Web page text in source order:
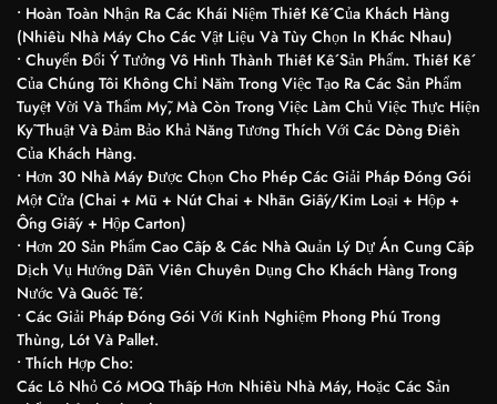
• Hoàn Toàn Nhận Ra Các Khái Niệm Thiết Kế Của Khách Hàng
(nhiều Nhà Máy Cho Các Vật Liệu Và Tùy Chọn In Khác Nhau)
• Chuyển Đổi Ý Tưởng Vô Hình Thành Thiết Kế Sản Phẩm. Thiết Kế
Của Chúng Tôi Không Chỉ Nằm Trong Việc Tạo Ra Các Sản Phẩm
Tuyệt Vời Và Thẩm Mỹ, Mà Còn Trong Việc Làm Chủ Việc Thực Hiện
Kỹ Thuật Và Đảm Bảo Khả Năng Tương Thích Với Các Dòng Điền
Của Khách Hàng.
• Hơn 30 Nhà Máy Được Chọn Cho Phép Các Giải Pháp Đóng Gói
Một Cửa (chai + Mũ + Nút Chai + Nhãn Giấy/kim Loại + Hộp +
Ống Giấy + Hộp Carton)
• Hơn 20 Sản Phẩm Cao Cấp & Các Nhà Quản Lý Dự Án Cung Cấp
Dịch Vụ Hướng Dẫn Viên Chuyên Dụng Cho Khách Hàng Trong
Nước Và Quốc Tế.
• Các Giải Pháp Đóng Gói Với Kinh Nghiệm Phong Phú Trong
Thùng, Lót Và Pallet.
• Thích Hợp Cho:
Các Lô Nhỏ Có MOQ Thấp Hơn Nhiều Nhà Máy, Hoặc Các Sản